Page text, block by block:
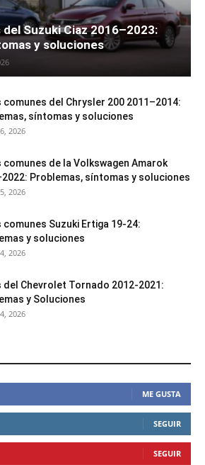
Suzuki Ciaz 2016–2023:
y soluciones
comunes del Chrysler 200 2011–2014:
síntomas y soluciones
2026
comunes de la Volkswagen Amarok
Problemas, síntomas y soluciones
2026
comunes Suzuki Ertiga 19-24:
y soluciones
2026
del Chevrolet Tornado 2012-2021:
y Soluciones
2026
ME GUSTA
SEGUIR
SEGUIR